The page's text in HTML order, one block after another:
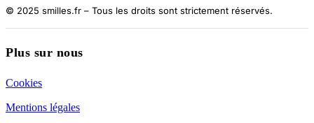
© 2025 smilles.fr – Tous les droits sont strictement réservés.
Plus sur nous
Cookies
Mentions légales